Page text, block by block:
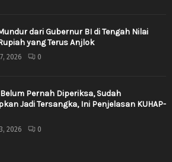
dari Gubernur BI di Tengah Nilai
yang Terus Anjlok
2026 0
Pernah Diperiksa, Sudah
Jadi Tersangka, Ini Penjelasan KUHAP-
2026 0